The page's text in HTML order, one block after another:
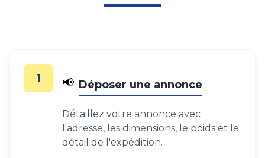
1 📢 Déposer une annonce
Détaillez votre annonce avec
l'adresse, les dimensions, le poids et le
détail de l'expédition.